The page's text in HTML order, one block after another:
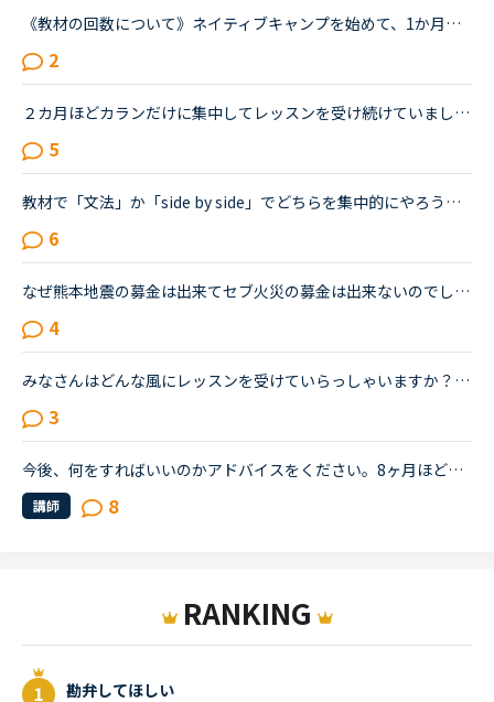
《教材の回数について》ネイティブキャンプを始めて、1か月が経ちました。現在は、中級英会話と発音とトピックトークを進めています。中級英会話は1日2コンテンツ×2回を受けているので、あともう少しで終わるとこ...
2
２カ月ほどカランだけに集中してレッスンを受け続けていましたが、ステージ５で限界を感じ、カランをお休みして「文法、スピーキング、ビジネス」にシフトチェンジをしようと考えています。仕事で英語を読み書き...
5
教材で「文法」か「side by side」でどちらを集中的にやろうか迷っています。実践的な英会話とリスニングを強化したいと考えております。平均で一日2回のうち一つはカランを受けております。また「文法」や「side...
6
なぜ熊本地震の募金は出来てセブ火災の募金は出来ないのでしょうか？以前別の方が立てたトピックで <a href="https://nativecamp.net/user/message-board/detail/842" target="_blank">https://nativecamp.net/user/message-board/detail/842</a> セブの火災について <a href="http://www.sunstar.com.ph/cebu/loca..." target="_blank">http://www.sunstar.com.ph/cebu/loca...</a>
4
みなさんはどんな風にレッスンを受けていらっしゃいますか？今は、フリートークを主に受けていて、たまにデイリーニュースを受けています。「コース・教材診断」を受けると、「カラン」とかになるのですが、お金...
3
今後、何をすればいいのかアドバイスをください。8ヶ月ほど前からネイティブキャンプを始めました。最初は本当に先生の言ってることが全然聞き取れず、何を言っていいかもわからない状況でのスタートでした。週30...
講師 8
RANKING
勘弁してほしい